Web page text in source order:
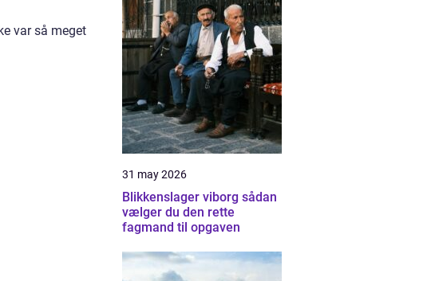
var så meget
31 may 2026
Blikkenslager viborg sådan
vælger du den rette
fagmand til opgaven